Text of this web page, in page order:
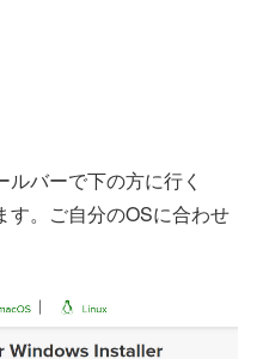
バーで下の方に行く
す。ご自分のOSに合わせ